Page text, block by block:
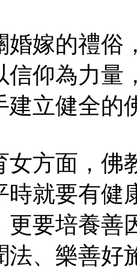
的禮俗
信仰為力量
建立健全的
面，佛
時就要有健
更要培養善
法、樂善好